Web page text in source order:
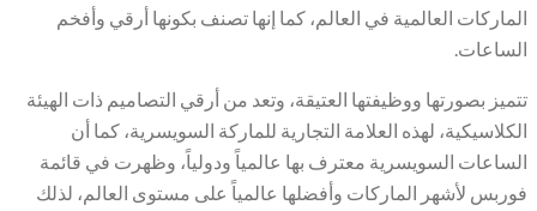
الماركات العالمية في العالم، كما إنها تصنف بكونها أرقي وأفخم
الساعات.
تتميز بصورتها ووظيفتها العتيقة، وتعد من أرقي التصاميم ذات الهيئة
الكلاسيكية، لهذه العلامة التجارية للماركة السويسرية، كما أن
الساعات السويسرية معترف بها عالمياً ودولياً، وظهرت في قائمة
فوربس لأشهر الماركات وأفضلها عالمياً على مستوى العالم، لذلك